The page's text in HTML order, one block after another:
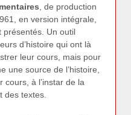
, de production
en version intégrale,
présentés. Un outil
d’histoire qui ont là
leur cours, mais pour
une source de l’histoire,
cours, à l’instar de la
des textes.